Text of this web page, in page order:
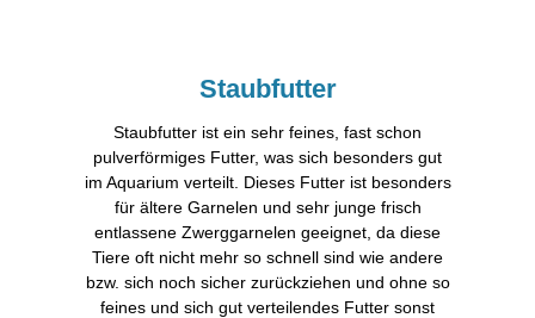
Staubfutter
Staubfutter ist ein sehr feines, fast schon
pulverförmiges Futter, was sich besonders gut
im Aquarium verteilt. Dieses Futter ist besonders
für ältere Garnelen und sehr junge frisch
entlassene Zwerggarnelen geeignet, da diese
Tiere oft nicht mehr so schnell sind wie andere
bzw. sich noch sicher zurückziehen und ohne so
feines und sich gut verteilendes Futter sonst